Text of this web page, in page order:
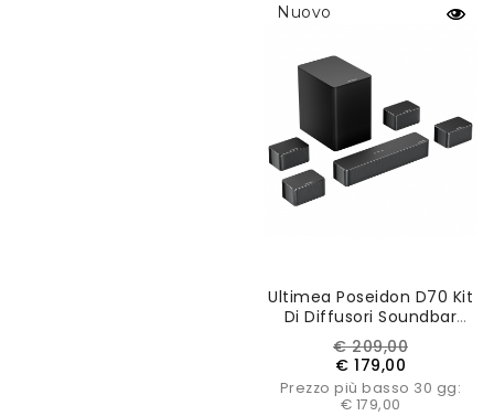
Nuovo
Ultimea Poseidon D70 Kit
Di Diffusori Soundbar
Subwoofer, 7.1 Canali,
Equalizzatore A 10 Bande
Prezzo
base
€ 209,00Prezzo
€ 179,00
Prezzo più basso 30 gg:
€ 179,00